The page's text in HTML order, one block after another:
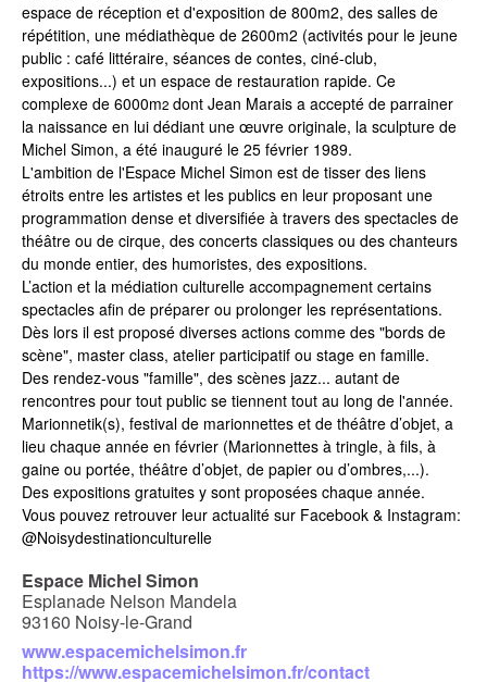
espace de réception et d'exposition de 800m2, des salles de
répétition, une médiathèque de 2600m2 (activités pour le jeune
public : café littéraire, séances de contes, ciné-club,
expositions...) et un espace de restauration rapide. Ce
complexe de 6000m2 dont Jean Marais a accepté de parrainer
la naissance en lui dédiant une œuvre originale, la sculpture de
Michel Simon, a été inauguré le 25 février 1989.
L'ambition de l'Espace Michel Simon est de tisser des liens
étroits entre les artistes et les publics en leur proposant une
programmation dense et diversifiée à travers des spectacles de
théâtre ou de cirque, des concerts classiques ou des chanteurs
du monde entier, des humoristes, des expositions.
L’action et la médiation culturelle accompagnement certains
spectacles afin de préparer ou prolonger les représentations.
Dès lors il est proposé diverses actions comme des "bords de
scène", master class, atelier participatif ou stage en famille.
Des rendez-vous "famille", des scènes jazz... autant de
rencontres pour tout public se tiennent tout au long de l'année.
Marionnetik(s), festival de marionnettes et de théâtre d’objet, a
lieu chaque année en février (Marionnettes à tringle, à fils, à
gaine ou portée, théâtre d’objet, de papier ou d’ombres,...).
Des expositions gratuites y sont proposées chaque année.
Vous pouvez retrouver leur actualité sur Facebook & Instagram:
@Noisydestinationculturelle
Espace Michel Simon
Esplanade Nelson Mandela
93160 Noisy-le-Grand
www.espacemichelsimon.fr
https://www.espacemichelsimon.fr/contact